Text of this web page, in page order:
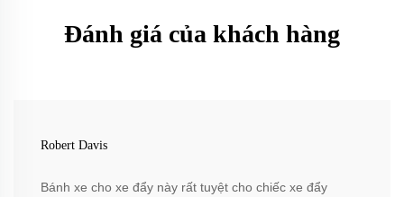
Đánh giá của khách hàng
Robert Davis
Bánh xe cho xe đẩy này rất tuyệt cho chiếc xe đẩy